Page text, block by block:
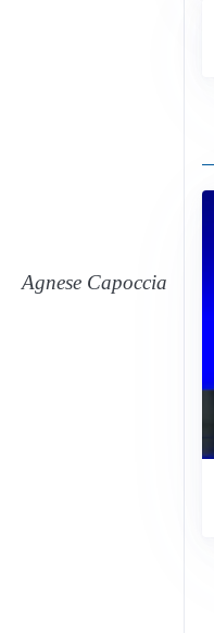
Agnese Capoccia